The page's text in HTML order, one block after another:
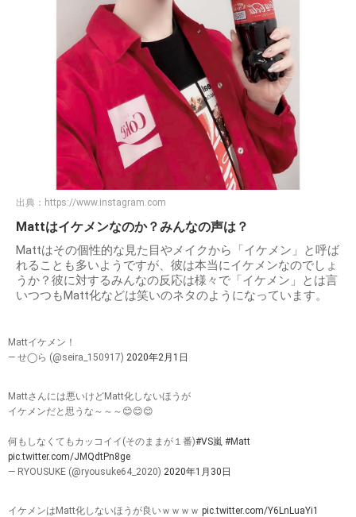
出典： https://www.instagram.com
Mattはイケメンなのか？みんなの声は？
Mattはその個性的な見た目やメイクから「イケメン」と呼ば
れることも多いようですが、彼は本当にイケメンなのでしょ
うか？彼に対するみんなの反応は様々で「イケメン」とは言
いつつもMatt化などは笑いのネタのようになっています。
Mattイケメン！
— せ◯ら (@seira_150917) 2020年2月1日
Mattさんには悪いけどMatt化しないほうが
イケメンだと思うな～～～😊😊😊
何もしなくてもカッコイイ(そのままが１番)#VS嵐 #Matt
pic.twitter.com/JMQdtPn8ge
— RYOUSUKE (@ryousuke64_2020) 2020年1月30日
イケメンはMatt化しないほうが良いｗｗｗｗ pic.twitter.com/Y6LnLuaYi1